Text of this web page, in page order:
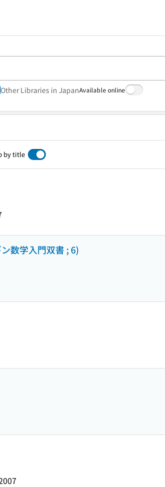
Other Libraries in JapanAvailable online
by title
数学入門双書 ; 6)